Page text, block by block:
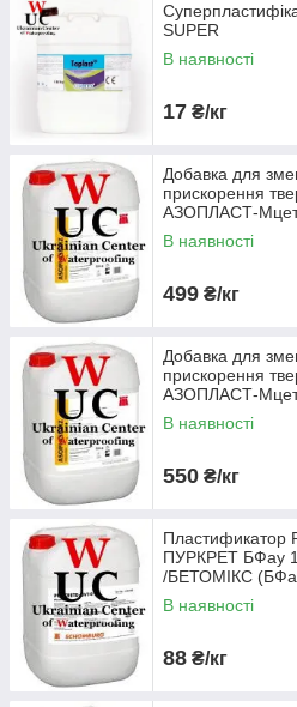
Пластифікатор
Стабілізатор, що скорочує
пофарбованій поверхні
SUPER
В наявності
17 ₴/кг
Добавка для
прискорення
АЗОПЛАСТ-
В наявності
499 ₴/кг
Добавка для
прискорення
АЗОПЛАСТ-
В наявності
550 ₴/кг
Пластификатор
ПУРКРЕТ БФау
/БЕТОМІКС
В наявності
88 ₴/кг